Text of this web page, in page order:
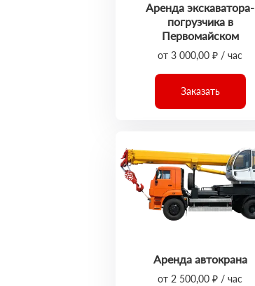
Аренда экскаватора-
погрузчика в
Первомайском
от 3 000,00 ₽ / час
Заказать
Аренда автокрана
от 2 500,00 ₽ / час